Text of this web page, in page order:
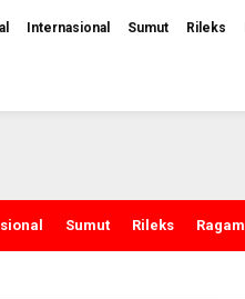
Internasional Sumut Rileks
Sumut Rileks Ragam